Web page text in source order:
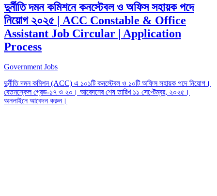
দুর্নীতি দমন কমিশনে কনস্টেবল ও অফিস সহায়ক পদে
নিয়োগ ২০২৫ | ACC Constable & Office
Assistant Job Circular | Application
Process
Government Jobs
দুর্নীতি দমন কমিশন (ACC) এ ১০১টি কনস্টেবল ও ১০টি অফিস সহায়ক পদে নিয়োগ।
বেতনস্কেল গ্রেড-১৭ ও ২০। আবেদনের শেষ তারিখ ১১ সেপ্টেম্বর, ২০২৫।
অনলাইনে আবেদন করুন।